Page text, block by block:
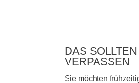
DAS
VERPASSEN
Sie möchten